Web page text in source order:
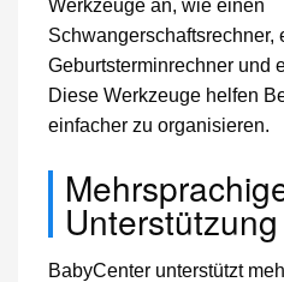
Werkzeuge an, wie einen
Schwangerschaftsrechner,
Geburtsterminrechner und
Diese Werkzeuge helfen
einfacher zu organisieren.
Unterstützung
BabyCenter unterstützt